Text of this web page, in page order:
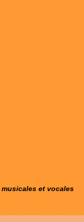
musicales et vocales